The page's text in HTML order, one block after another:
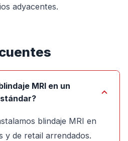
adyacentes.
MRI en un
blindaje MRI en
y de retail arrendados.